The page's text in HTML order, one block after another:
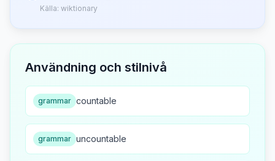
Källa: wiktionary
Användning och stilnivå
grammar countable
grammar uncountable